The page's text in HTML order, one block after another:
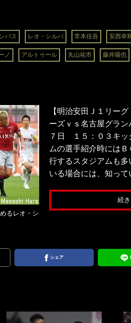
パス レオ・シルバ 常本佳吾 安西幸
ノ アルトゥール 丸山祐市 藤井陽也
るレオ・シ
【明治安田Ｊ１リー
ーズｖｓ名古屋グラ
７日 １５：０３キ
ムの選手紹介時には
行するスタジアムも
いる場合には、知っ
続
シェア